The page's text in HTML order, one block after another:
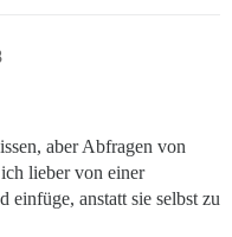
aber Abfragen von
lieber von einer
einfüge, anstatt sie selbst zu